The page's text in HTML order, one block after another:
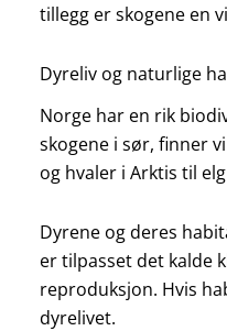
tillegg er skogene en
Dyreliv og naturlige
Norge har en rik
skogene i sør, finner
og hvaler i Arktis til
Dyrene og deres
er tilpasset det kalde
reproduksjon. Hvis
dyrelivet.